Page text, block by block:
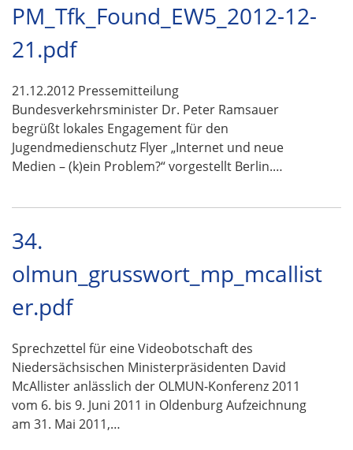
PM_Tfk_Found_EW5_2012-12-
21.pdf
21.12.2012 Pressemitteilung
Bundesverkehrsminister Dr. Peter Ramsauer
begrüßt lokales Engagement für den
Jugendmedienschutz Flyer „Internet und neue
Medien – (k)ein Problem?“ vorgestellt Berlin.…
34.
olmun_grusswort_mp_mcallist
er.pdf
Sprechzettel für eine Videobotschaft des
Niedersächsischen Ministerpräsidenten David
McAllister anlässlich der OLMUN-Konferenz 2011
vom 6. bis 9. Juni 2011 in Oldenburg Aufzeichnung
am 31. Mai 2011,…